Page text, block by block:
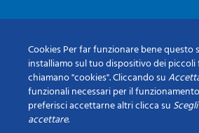
Cookies Per far funzionare bene questo
installiamo sul tuo dispositivo dei piccoli
chiamano "cookies". Cliccando su
funzionali necessari per il
preferisci accettarne altri clicca su
accettare.